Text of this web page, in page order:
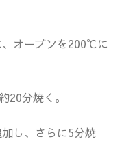
オーブンを200℃に
分焼く。
し、さらに5分焼